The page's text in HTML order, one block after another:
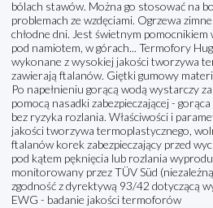
bólach stawów. Można go stosować na
problemach ze wzdęciami. Ogrzewa
chłodne dni. Jest świetnym
pod namiotem, w górach... Termofory
wykonane z wysokiej jakości tworzywa
zawierają ftalanów. Giętki gumowy
Po napełnieniu gorącą wodą wystarczy
pomocą nasadki zabezpieczającej -
bez ryzyka rozlania. Właściwości i
jakości tworzywa termoplastycznego,
ftalanów korek zabezpieczający przed
pod kątem pęknięcia lub rozlania
monitorowany przez TÜV Süd
zgodność z dyrektywą 93/42 dotyczącą
EWG - badanie jakości termoforów